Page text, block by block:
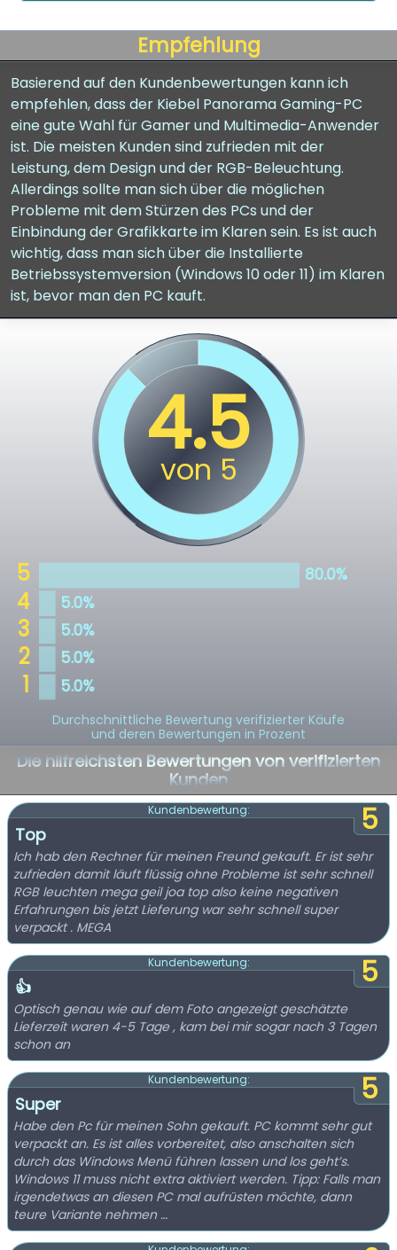
Empfehlung
Basierend auf den Kundenbewertungen kann ich
empfehlen, dass der Kiebel Panorama Gaming-PC
eine gute Wahl für Gamer und Multimedia-Anwender
ist. Die meisten Kunden sind zufrieden mit der
Leistung, dem Design und der RGB-Beleuchtung.
Allerdings sollte man sich über die möglichen
Probleme mit dem Stürzen des PCs und der
Einbindung der Grafikkarte im Klaren sein. Es ist auch
wichtig, dass man sich über die Installierte
Betriebssystemversion (Windows 10 oder 11) im Klaren
ist, bevor man den PC kauft.
Durchschnittliche Bewertung verifizierter Käufe
und deren Bewertungen in Prozent
Die hilfreichsten Bewertungen von verifizierten
Kunden
5
Kundenbewertung:
Top
Ich hab den Rechner für meinen Freund gekauft. Er ist sehr
zufrieden damit läuft flüssig ohne Probleme ist sehr schnell
RGB leuchten mega geil joa top also keine negativen
Erfahrungen bis jetzt Lieferung war sehr schnell super
verpackt . MEGA
5
Kundenbewertung:
👍
Optisch genau wie auf dem Foto angezeigt geschätzte
Lieferzeit waren 4-5 Tage , kam bei mir sogar nach 3 Tagen
schon an
5
Kundenbewertung:
Super
Habe den Pc für meinen Sohn gekauft. PC kommt sehr gut
verpackt an. Es ist alles vorbereitet, also anschalten sich
durch das Windows Menü führen lassen und los geht’s.
Windows 11 muss nicht extra aktiviert werden. Tipp: Falls man
irgendetwas an diesen PC mal aufrüsten möchte, dann
teure Variante nehmen …